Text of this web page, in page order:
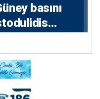
basını